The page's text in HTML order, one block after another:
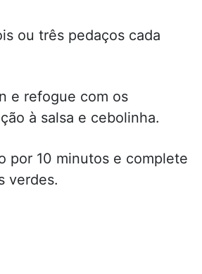
ou três pedaços cada
e refogue com os
à salsa e cebolinha.
por 10 minutos e complete
verdes.